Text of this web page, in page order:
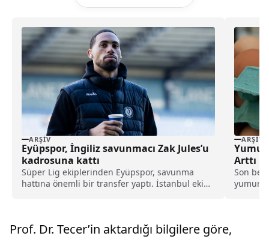
ARŞIV
Eyüpspor, İngiliz savunmacı Zak Jules’u
kadrosuna kattı
Süper Lig ekiplerinden Eyüpspor, savunma
hattına önemli bir transfer yaptı. İstanbul ekibi,
ARŞIV
Arttı
Son
Prof. Dr. Tecer’in aktardığı bilgilere göre,